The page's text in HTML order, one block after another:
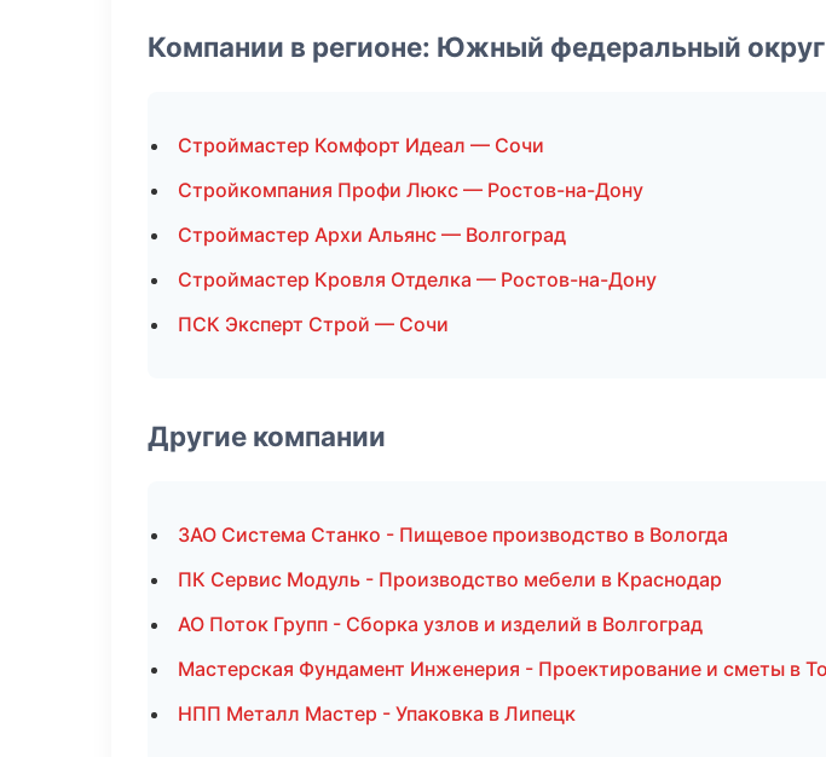
Компании в регионе: Южный федеральный округ
Строймастер Комфорт Идеал — Сочи
Стройкомпания Профи Люкс — Ростов-на-Дону
Строймастер Архи Альянс — Волгоград
Строймастер Кровля Отделка — Ростов-на-Дону
ПСК Эксперт Строй — Сочи
Другие компании
ЗАО Система Станко - Пищевое производство в Вологда
ПК Сервис Модуль - Производство мебели в Краснодар
АО Поток Групп - Сборка узлов и изделий в Волгоград
Мастерская Фундамент Инженерия - Проектирование и сметы в
НПП Металл Мастер - Упаковка в Липецк